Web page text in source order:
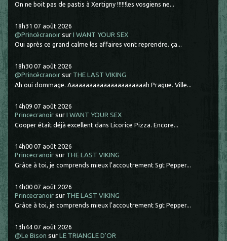
On ne boit pas de pastis à Xertigny !!!!!!les vosgiens ne...
18h31 07 août 2026
@Princécranoir surI WANT YOUR SEX
Oui après ce grand calme les affaires vont reprendre. ça...
18h30 07 août 2026
@Princécranoir sur THE LAST VIKING
Ah oui dommage. Aaaaaaaaaaaaaaaaaaaaaah Prague. Ville...
14h09 07 août 2026
Princecranoir surI WANT YOUR SEX
Cooper était déjà excellent dans Licorice Pizza. Encore...
14h00 07 août 2026
Princecranoir sur THE LAST VIKING
Grâce à toi, je comprends mieux l'accoutrement Sgt Pepper...
14h00 07 août 2026
Princecranoir sur THE LAST VIKING
Grâce à toi, je comprends mieux l'accoutrement Sgt Pepper...
13h44 07 août 2026
@Le Bison surLE TRIANGLE D'OR